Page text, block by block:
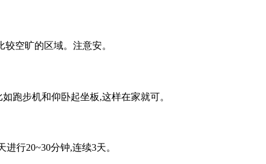
空旷的区域。注意安。
跑步机和仰卧起坐板,这样在家就可。
行20~30分钟,连续3天。